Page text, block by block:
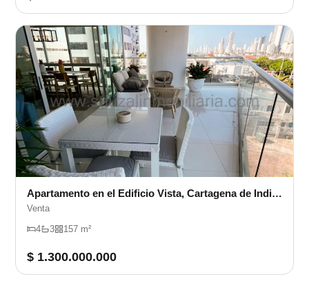
Apartamento en el Edificio Vista, Cartagena de Indias
Venta
4 3 157 m²
$ 1.300.000.000